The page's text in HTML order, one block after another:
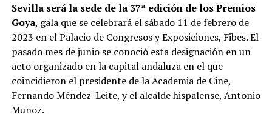
Sevilla será la sede de la 37ª edición de los Premios
Goya, gala que se celebrará el sábado 11 de febrero de
2023 en el Palacio de Congresos y Exposiciones, Fibes. El
pasado mes de junio se conoció esta designación en un
acto organizado en la capital andaluza en el que
coincidieron el presidente de la Academia de Cine,
Fernando Méndez-Leite, y el alcalde hispalense, Antonio
Muñoz.